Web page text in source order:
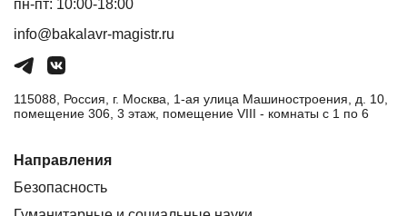
пн-пт: 10:00-18:00
info@bakalavr-magistr.ru
115088, Россия, г. Москва, 1-ая улица Машиностроения, д. 10,
помещение 306, 3 этаж, помещение VIII - комнаты с 1 по 6
Направления
Безопасность